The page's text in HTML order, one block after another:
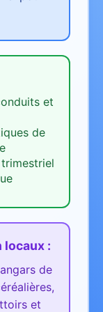
et
de
locaux :
de
et